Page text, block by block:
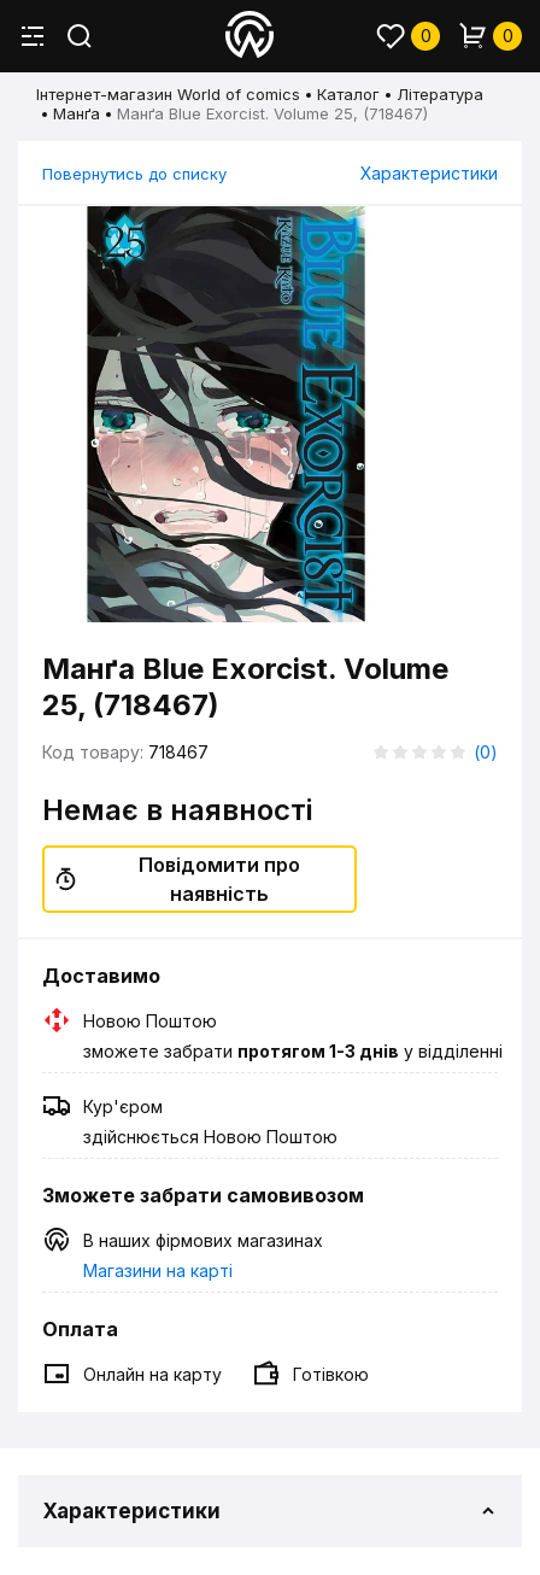
0 0
Інтернет-магазин World of comics Каталог
Література
Манґа
Манґа Blue Exorcist. Volume 25, (718467)
Повернутись до списку Характеристики
Манґа Blue Exorcist. Volume
25, (718467)
Код товару: 718467 (0)
Немає в наявності
Повідомити про
наявність
Доставимо
Новою Поштою
зможете забрати протягом 1-3 днів у відділенні
Кур'єром
здійснюється Новою Поштою
Зможете забрати самовивозом
В наших фірмових магазинах
Магазини на карті
Оплата
Онлайн на карту Готівкою
Характеристики